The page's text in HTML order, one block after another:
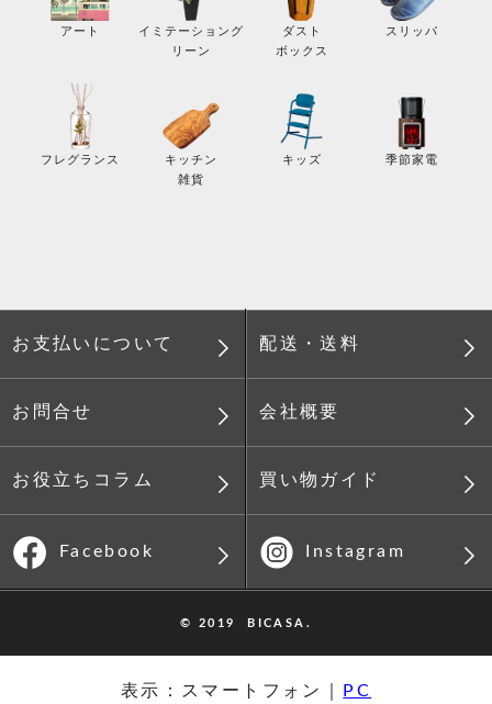
アート
イミテーショング
リーン
ダスト
ボックス
スリッパ
フレグランス
キッチン
雑貨
キッズ 季節家電
お支払いについて 配送・送料
お問合せ 会社概要
お役立ちコラム 買い物ガイド
Facebook Instagram
© 2019 BICASA.
表示：スマートフォン｜ PC